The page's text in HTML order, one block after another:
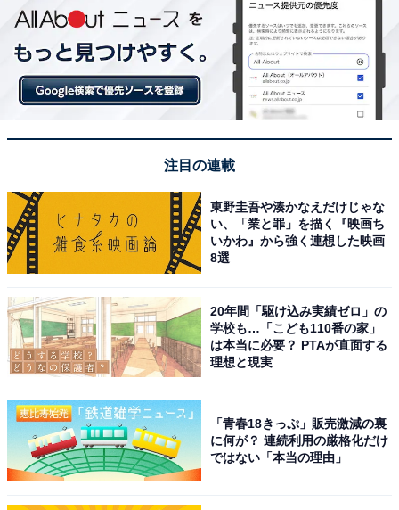
「不満はあるが、ぜいたくは言えない」
年金額に満足している理由として「この額は生活費を考
え、私なりにぜいたくしない範囲で暮らせば生活可能な
額です。違う視点で見ると、もっと多くいただければ、
注目の連載
東野圭吾や湊かなえだけじゃな
い、「業と罪」を描く『映画ち
いかわ』から強く連想した映画
8選
20年間「駆け込み実績ゼロ」の
学校も…「こども110番の家」
は本当に必要？ PTAが直面する
理想と現実
「青春18きっぷ」販売激減の裏
に何が？ 連続利用の厳格化だけ
ではない「本当の理由」